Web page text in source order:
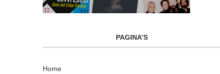
PAGINA’S
Home